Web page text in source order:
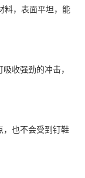
，表面平坦，能
收强劲的冲击，
也不会受到钉鞋